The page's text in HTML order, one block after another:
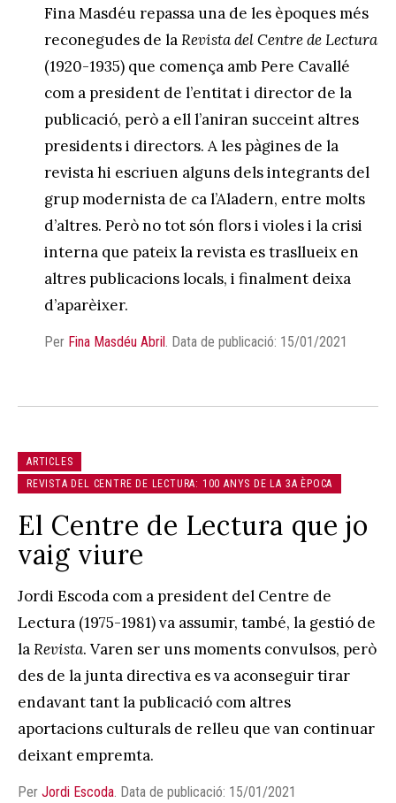
Fina Masdéu repassa una de les èpoques més
reconegudes de laRevista del Centre de Lectura
(1920-1935) que comença amb Pere Cavallé
com a president de l’entitat i director de la
publicació, però a ell l’aniran succeint altres
presidents i directors. A les pàgines de la
revista hi escriuen alguns dels integrants del
grup modernista de ca l’Aladern, entre molts
d’altres. Però no tot són flors i violes i la crisi
interna que pateix la revista es trasllueix en
altres publicacions locals, i finalment deixa
d’aparèixer.
Per Fina Masdéu Abril Data de publicació: 15/01/2021
ARTICLES
REVISTA DEL CENTRE DE LECTURA: 100 ANYS DE LA 3A ÈPOCA
El Centre de Lectura que jo
vaig viure
Jordi Escoda com a president del Centre de
Lectura (1975-1981) va assumir, també, la gestió de
laRevista. Varen ser uns moments convulsos, però
des de la junta directiva es va aconseguir tirar
endavant tant la publicació com altres
aportacions culturals de relleu que van continuar
deixant empremta.
Per Jordi Escoda Data de publicació: 15/01/2021